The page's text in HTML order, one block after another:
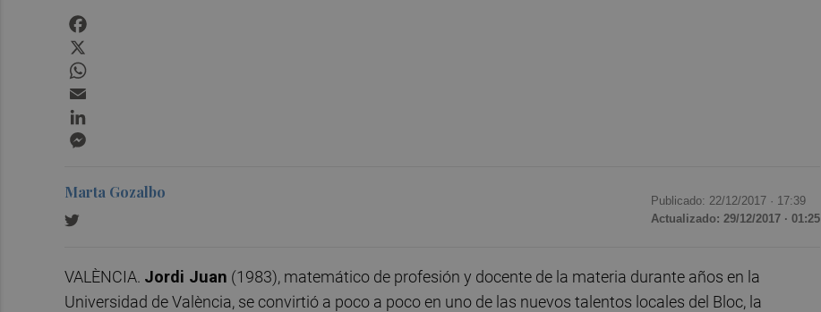
Marta Gozalbo Publicado: 22/12/2017 · 17:39
Actualizado: 29/12/2017 · 01:25
VALÈNCIA. Jordi Juan (1983), matemático de profesión y docente de la materia durante años en la
Universidad de València, se convirtió a poco a poco en uno de las nuevos talentos locales del Bloc, la